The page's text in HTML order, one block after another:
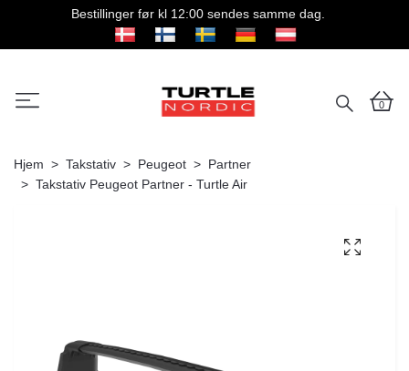
Bestillinger før kl 12:00 sendes samme dag.
0
Hjem Takstativ Peugeot
Partner
Takstativ Peugeot Partner - Turtle Air